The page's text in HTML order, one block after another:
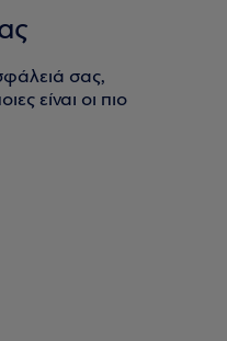
σας,
είναι οι πιο